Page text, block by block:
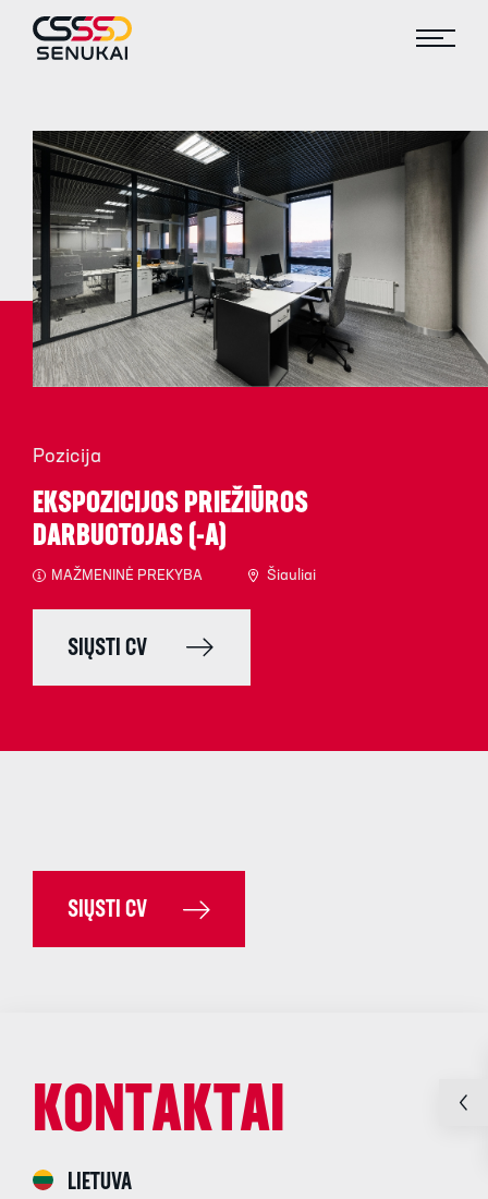
Pozicija
EKSPOZICIJOS PRIEŽIŪROS
DARBUOTOJAS (-A)
MAŽMENINĖ PREKYBA Šiauliai
SIŲSTI CV
SIŲSTI CV
KONTAKTAI
LIETUVA